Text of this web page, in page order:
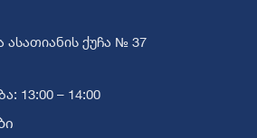
ქუჩა № 37
13:00 – 14:00